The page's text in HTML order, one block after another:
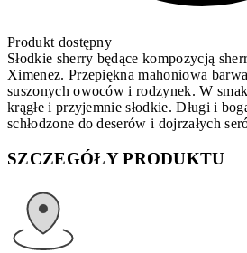
Produkt dostępny
Słodkie sherry będące kompozycją
Ximenez. Przepiękna mahoniowa
suszonych owoców i rodzynek. W
krągłe i przyjemnie słodkie. Długi i
schłodzone do deserów i dojrzałych
SZCZEGÓŁY PRODUKTU